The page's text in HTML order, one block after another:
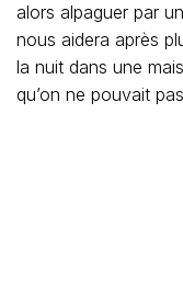
alors alpaguer par
nous aidera après
la nuit dans une
qu’on ne pouvait